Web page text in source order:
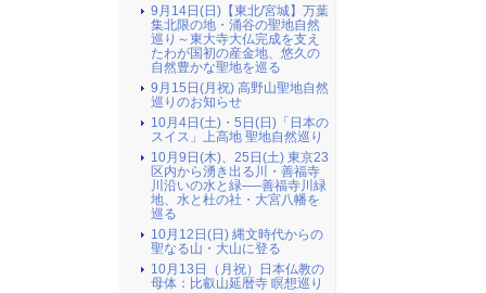
9月14日(日)【東北/宮城】万葉
集北限の地・涌谷の聖地自然
巡り～東大寺大仏完成を支え
たわが国初の産金地、悠久の
自然豊かな聖地を巡る
9月15日(月祝) 高野山聖地自然
巡りのお知らせ
10月4日(土)・5日(日)「日本の
スイス」上高地 聖地自然巡り
10月9日(木)、25日(土) 東京23
区内から湧き出る川・善福寺
川沿いの水と緑──善福寺川緑
地、水と杜の社・大宮八幡を
巡る
10月12日(日) 縄文時代からの
聖なる山・大山に登る
10月13日（月祝）日本仏教の
母体：比叡山延暦寺 瞑想巡り